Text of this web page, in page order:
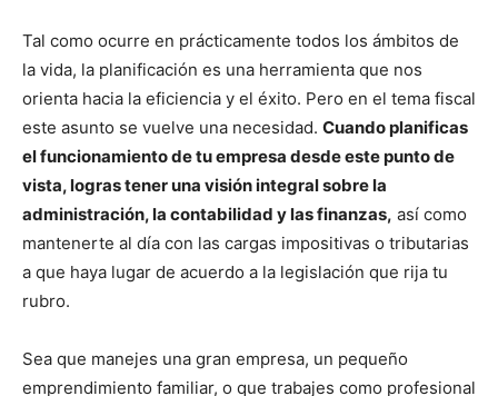
Tal como ocurre en prácticamente todos los ámbitos de
la vida, la planificación es una herramienta que nos
orienta hacia la eficiencia y el éxito. Pero en el tema fiscal
este asunto se vuelve una necesidad. Cuando planificas
el funcionamiento de tu empresa desde este punto de
vista, logras tener una visión integral sobre la
administración, la contabilidad y las finanzas, así como
mantenerte al día con las cargas impositivas o tributarias
a que haya lugar de acuerdo a la legislación que rija tu
rubro.
Sea que manejes una gran empresa, un pequeño
emprendimiento familiar, o que trabajes como profesional